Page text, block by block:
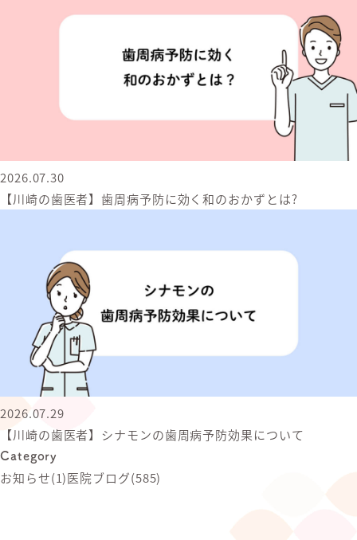
2026.07.30
【川崎の歯医者】歯周病予防に効く和のおかずとは?
2026.07.29
【川崎の歯医者】シナモンの歯周病予防効果について
Category
お知らせ(1)医院ブログ(585)